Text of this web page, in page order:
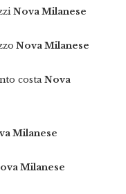
Nova Milanese
Nova Milanese
costa Nova
Milanese
Milanese